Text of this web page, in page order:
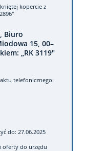
kopercie z
Biuro
15, 00–
„RK 3119"
telefonicznego:
do: 27.06.2025
oferty do urzędu